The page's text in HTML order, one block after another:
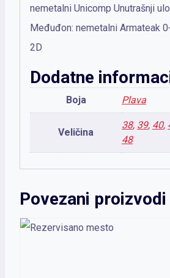
nemetalni Unicomp Unutrašnji
Međuđon: nemetalni Armateak
2D
Dodatne
Boja Plava
Veličina
38, 39, 40,
48
Povezani proizvodi